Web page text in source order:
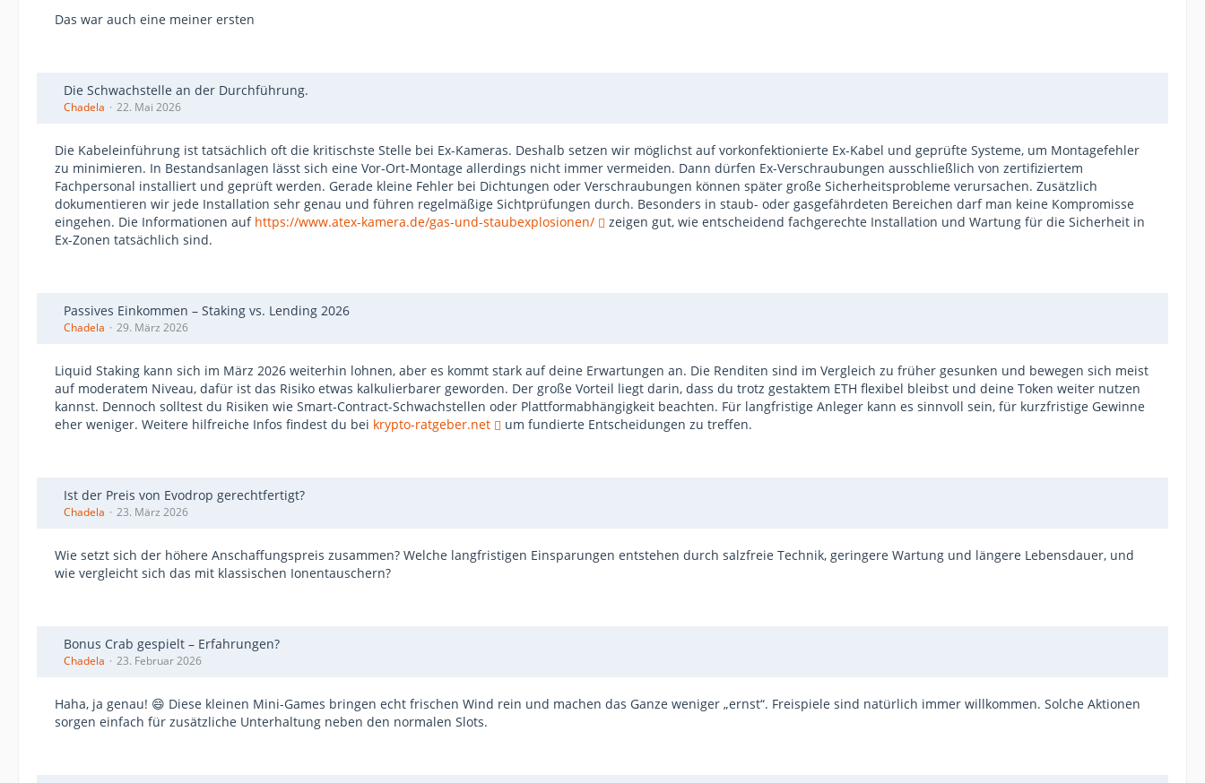
Das war auch eine meiner ersten
Die Schwachstelle an der Durchführung.
Chadela 22. Mai 2026
Die Kabeleinführung ist tatsächlich oft die kritischste Stelle bei Ex-Kameras. Deshalb setzen wir möglichst auf vorkonfektionierte Ex-Kabel und geprüfte Systeme, um Montagefehler
zu minimieren. In Bestandsanlagen lässt sich eine Vor-Ort-Montage allerdings nicht immer vermeiden. Dann dürfen Ex-Verschraubungen ausschließlich von zertifiziertem
Fachpersonal installiert und geprüft werden. Gerade kleine Fehler bei Dichtungen oder Verschraubungen können später große Sicherheitsprobleme verursachen. Zusätzlich
dokumentieren wir jede Installation sehr genau und führen regelmäßige Sichtprüfungen durch. Besonders in staub- oder gasgefährdeten Bereichen darf man keine Kompromisse
eingehen. Die Informationen auf https://www.atex-kamera.de/gas-und-staubexplosionen/
zeigen gut, wie entscheidend fachgerechte Installation und Wartung für die Sicherheit in
Ex-Zonen tatsächlich sind.
Passives Einkommen – Staking vs. Lending 2026
Chadela 29. März 2026
Liquid Staking kann sich im März 2026 weiterhin lohnen, aber es kommt stark auf deine Erwartungen an. Die Renditen sind im Vergleich zu früher gesunken und bewegen sich meist
auf moderatem Niveau, dafür ist das Risiko etwas kalkulierbarer geworden. Der große Vorteil liegt darin, dass du trotz gestaktem ETH flexibel bleibst und deine Token weiter nutzen
kannst. Dennoch solltest du Risiken wie Smart-Contract-Schwachstellen oder Plattformabhängigkeit beachten. Für langfristige Anleger kann es sinnvoll sein, für kurzfristige Gewinne
eher weniger. Weitere hilfreiche Infos findest du bei krypto-ratgeber.net um fundierte Entscheidungen zu treffen.
Ist der Preis von Evodrop gerechtfertigt?
Chadela 23. März 2026
Wie setzt sich der höhere Anschaffungspreis zusammen? Welche langfristigen Einsparungen entstehen durch salzfreie Technik, geringere Wartung und längere Lebensdauer, und
wie vergleicht sich das mit klassischen Ionentauschern?
Bonus Crab gespielt – Erfahrungen?
Chadela 23. Februar 2026
Haha, ja genau! 😄 Diese kleinen Mini-Games bringen echt frischen Wind rein und machen das Ganze weniger „ernst“. Freispiele sind natürlich immer willkommen. Solche Aktionen
sorgen einfach für zusätzliche Unterhaltung neben den normalen Slots.